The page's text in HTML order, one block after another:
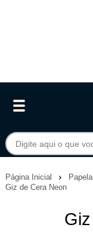
Página Inicial
Giz de Cera Neon